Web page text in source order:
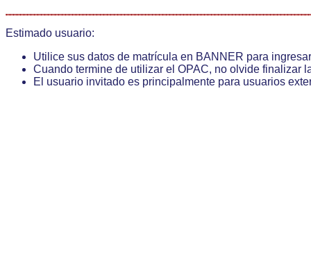
Estimado usuario:
Utilice sus datos de matrícula en BANNER para ingresar
Cuando termine de utilizar el OPAC, no olvide finalizar
El usuario invitado es principalmente para usuarios